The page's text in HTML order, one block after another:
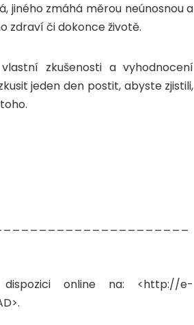
jiného zmáhá měrou neúnosnou a
zdraví či dokonce životě.
zkušenosti a vyhodnocení
jeden den postit, abyste zjistili,
online na: <http://e-